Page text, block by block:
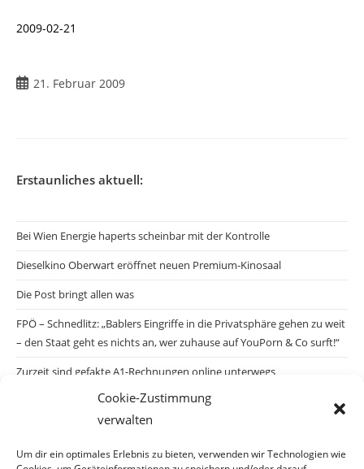
Cookie-Zustimmung
verwalten
Um dir ein optimales Erlebnis zu bieten, verwenden wir Technologien wie
2009-02-21
Beitrag
21. Februar 2009
Erstaunliches aktuell:
Bei Wien Energie haperts scheinbar mit der Kontrolle
Dieselkino Oberwart eröffnet neuen Premium-Kinosaal
Die Post bringt allen was
FPÖ – Schnedlitz: „Bablers Eingriffe in die Privatsphäre gehen zu weit
– den Staat geht es nichts an, wer zuhause auf YouPorn & Co surft!“
Zurzeit sind gefakte A1-Rechnungen online unterwegs
Salzburgs Juden und ihre Sicherheit: „Erst nach einem Anschlag wäre
die Gefahr endlich konkret!“
Biologisches Wunder in Ceuta